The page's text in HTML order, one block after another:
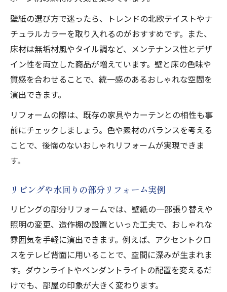
壁紙の選び方で迷ったら、トレンドの北欧テイストやナ
チュラルカラーを取り入れるのがおすすめです。また、
床材は無垢材風やタイル調など、メンテナンス性とデザ
イン性を両立した商品が増えています。壁と床の色味や
質感を合わせることで、統一感のあるおしゃれな空間を
演出できます。
リフォームの際は、既存の家具やカーテンとの相性も事
前にチェックしましょう。色や素材のバランスを考える
ことで、後悔のないおしゃれリフォームが実現できま
す。
リビングや水回りの部分リフォーム実例
リビングの部分リフォームでは、壁紙の一部張り替えや
照明の変更、造作棚の設置といった工夫で、おしゃれな
雰囲気を手軽に演出できます。例えば、アクセントクロ
スをテレビ背面に用いることで、空間に深みが生まれま
す。ダウンライトやペンダントライトの配置を変えるだ
けでも、部屋の印象が大きく変わります。